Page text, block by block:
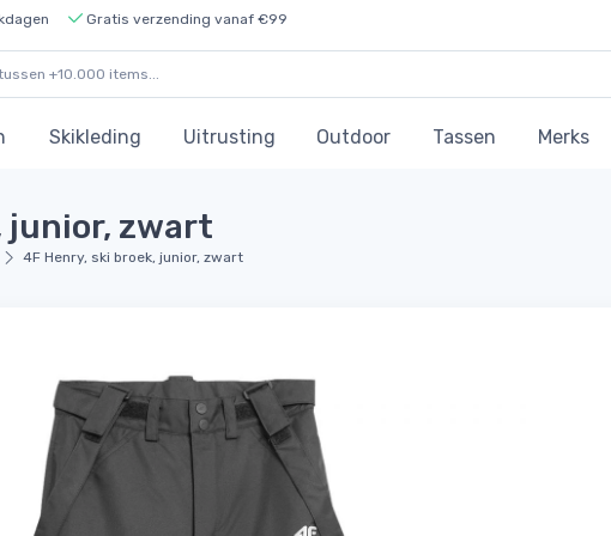
Gratis verzending vanaf €99
Skikleding Uitrusting Outdoor Tassen Merks
junior, zwart
4F Henry, ski broek, junior, zwart